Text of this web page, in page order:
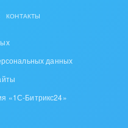
банки
КОНТАКТЫ
данных
«1С-Битрикс24»